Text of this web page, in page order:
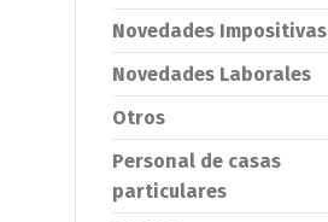
Novedades Impositivas
Novedades Laborales
Otros
Personal de casas
particulares